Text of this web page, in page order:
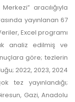
aracılığıyla
yayınlanan 67
Excel programı
analiz edilmiş ve
göre; tezlerin
2022, 2023, 2024
tez yayınlandığı;
Gazi, Anadolu